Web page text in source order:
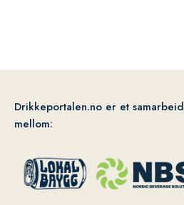
Drikkeportalen.no er et samarbeid
mellom: